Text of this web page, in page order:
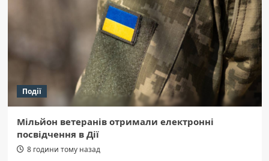
Події
Мільйон ветеранів отримали електронні
посвідчення в Дії
8 години тому назад